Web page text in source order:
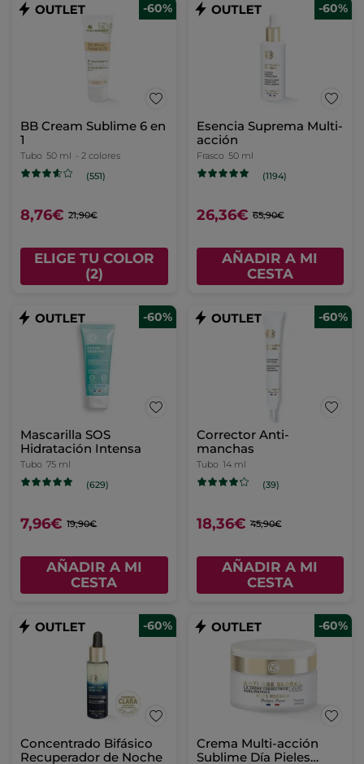
-60%
BB Cream Sublime 6 en
1
Tubo 50 ml - 2 colores
(551)
8,76€ 21,90€
ELIGE TU COLOR
(2)
-60%
Esencia Suprema Multi-
acción
Frasco 50 ml
(1194)
26,36€ 65,90€
AÑADIR A MI
CESTA
-60%
Mascarilla SOS
Hidratación Intensa
Tubo 75 ml
(629)
7,96€ 19,90€
AÑADIR A MI
CESTA
-60%
Corrector Anti-
manchas
Tubo 14 ml
(39)
18,36€ 45,90€
AÑADIR A MI
CESTA
-60%
Concentrado Bifásico
Recuperador de Noche
-60%
Crema Multi-acción
Sublime Día Pieles